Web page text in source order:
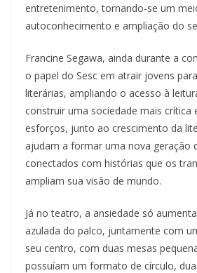
entretenimento, tornando-se um
autoconhecimento e ampliação do
Francine Segawa, ainda durante a
o papel do Sesc em atrair jovens
literárias, ampliando o acesso à
construir uma sociedade mais crítica
esforços, junto ao crescimento da
ajudam a formar uma nova geração
conectados com histórias que os
ampliam sua visão de mundo.
Já no teatro, a ansiedade só
azulada do palco, juntamente com
seu centro, com duas mesas
possuíam um formato de círculo,